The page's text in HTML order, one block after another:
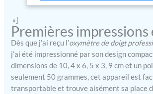
médical certifié conçu pour la
permet de surveiller deux indicateurs
vitaux, à tout moment et en tout
suiviez vos progrès en matière
physique, gériez une condition
recherchiez simplement la tranquillité
PM 100 Connect fournit les données
avez besoin avec une précision
»]
Premières impressions
Dès que j’ai reçu l’oxymètre de doigt
j’ai été impressionné par son design
dimensions de 10, 4 x 6, 5 x 3, 9 cm et un
seulement 50 grammes, cet appareil est
transportable et trouve aisément sa place